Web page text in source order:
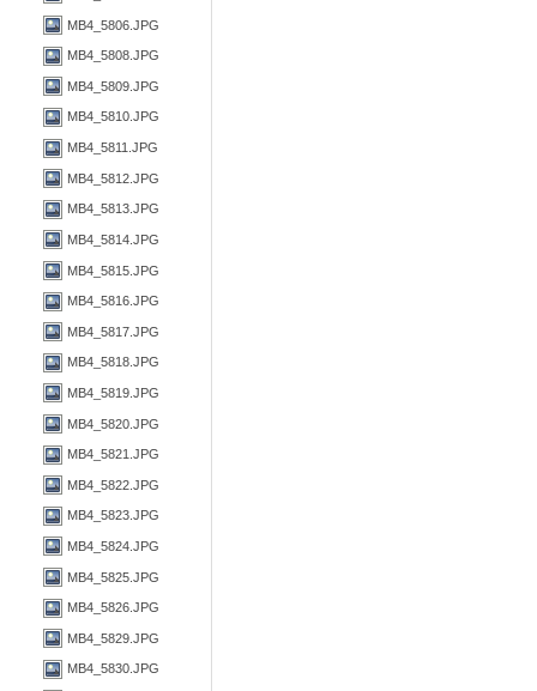
MB4_5806.JPG
MB4_5808.JPG
MB4_5809.JPG
MB4_5810.JPG
MB4_5811.JPG
MB4_5812.JPG
MB4_5813.JPG
MB4_5814.JPG
MB4_5815.JPG
MB4_5816.JPG
MB4_5817.JPG
MB4_5818.JPG
MB4_5819.JPG
MB4_5820.JPG
MB4_5821.JPG
MB4_5822.JPG
MB4_5823.JPG
MB4_5824.JPG
MB4_5825.JPG
MB4_5826.JPG
MB4_5829.JPG
MB4_5830.JPG